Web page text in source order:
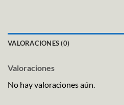
VALORACIONES (0)
Valoraciones
No hay valoraciones aún.